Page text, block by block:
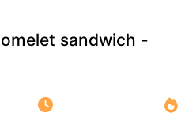
sandwich -